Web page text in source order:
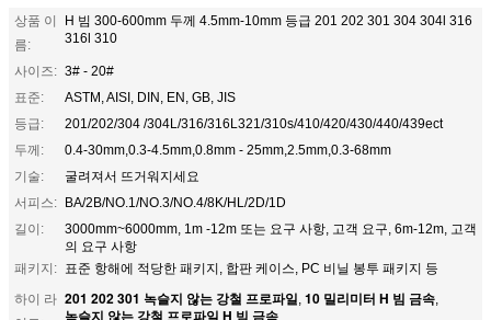
상품 이
름:
H 빔 300-600mm 두께 4.5mm-10mm 등급 201 202 301 304 304l 316
316l 310
사이즈: 3# - 20#
표준:
ASTM, AISI, DIN, EN, GB, JIS
등급:
201/202/304 /304L/316/316L321/310s/410/420/430/440/439ect
두께:
0.4-30mm,0.3-4.5mm,0.8mm - 25mm,2.5mm,0.3-68mm
기술:
굴려져서 뜨거워지세요
서피스: BA/2B/NO.1/NO.3/NO.4/8K/HL/2D/1D
길이:
3000mm~6000mm, 1m -12m 또는 요구 사항, 고객 요구, 6m-12m, 고객
의 요구 사항
패키지: 표준 항해에 적당한 패키지, 합판 케이스, PC 비닐 봉투 패키지 등
하이 라 201 202 301 녹슬지 않는 강철 프로파일, 10 밀리미터 H 빔 금속,
녹슬지 않는 강철 프로파일 H 빔 금속